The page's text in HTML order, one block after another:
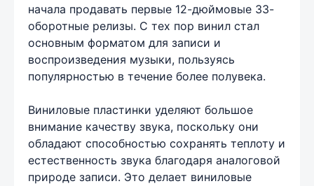
начала продавать первые 12-дюймовые 33-
оборотные релизы. С тех пор винил стал
основным форматом для записи и
воспроизведения музыки, пользуясь
популярностью в течение более полувека.
Виниловые пластинки уделяют большое
внимание качеству звука, поскольку они
обладают способностью сохранять теплоту и
естественность звука благодаря аналоговой
природе записи. Это делает виниловые